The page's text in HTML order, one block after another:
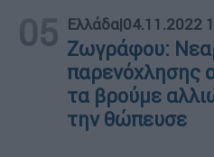
05 Ελλάδα|04.11.2022
Ζωγράφου:
παρενόχλησης
τα βρούμε
την θώπευσε